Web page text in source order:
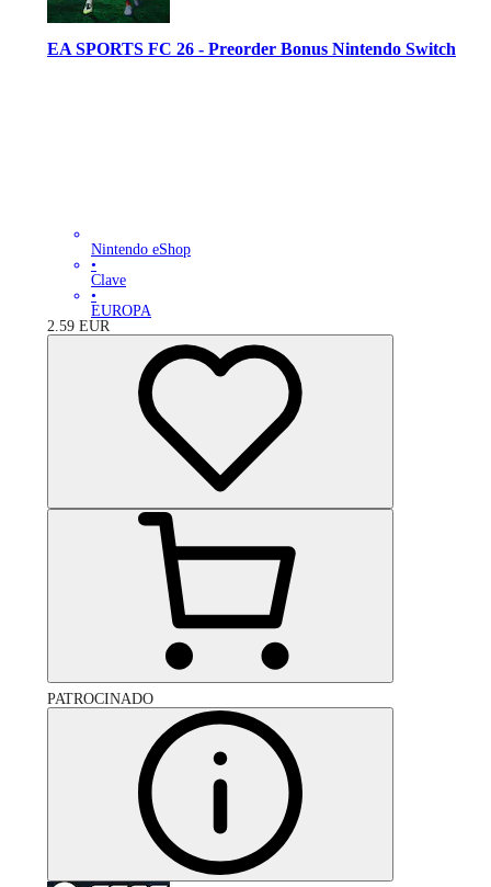
EA SPORTS FC 26 - Preorder Bonus Nintendo Switch
Nintendo eShop
•
Clave
•
EUROPA
2.59 EUR
PATROCINADO